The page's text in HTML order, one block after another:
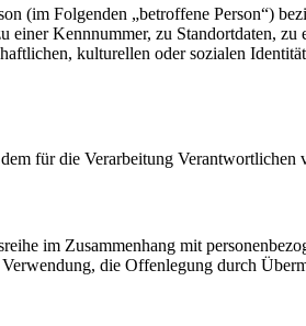
(im Folgenden „betroffene Person“)
Kennnummer, zu Standortdaten,
kulturellen oder sozialen
für die Verarbeitung Verantwortlichen
im Zusammenhang mit
die Offenlegung durch